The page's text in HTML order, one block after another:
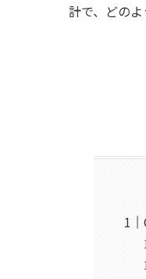
計で、どの